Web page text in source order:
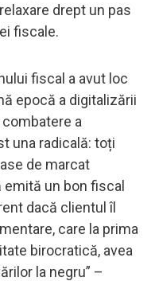
drept un pas
fiscale.
fiscal a avut loc
epocă a digitalizării
a
una radicală: toți
de marcat
un bon fiscal
dacă clientul îl
care la prima
birocratică, avea
la negru” –